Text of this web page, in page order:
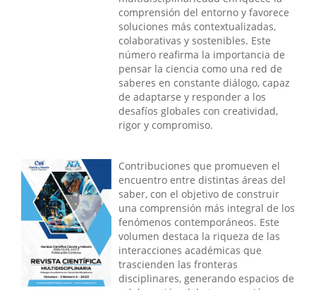
comprensión del entorno y favorece
soluciones más contextualizadas,
colaborativas y sostenibles. Este
número reafirma la importancia de
pensar la ciencia como una red de
saberes en constante diálogo, capaz
de adaptarse y responder a los
desafíos globales con creatividad,
rigor y compromiso.
Contribuciones que promueven el
encuentro entre distintas áreas del
saber, con el objetivo de construir
una comprensión más integral de los
fenómenos contemporáneos. Este
volumen destaca la riqueza de las
interacciones académicas que
trascienden las fronteras
disciplinares, generando espacios de